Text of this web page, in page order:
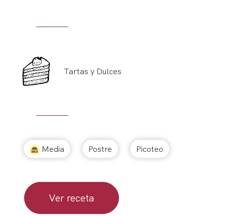
Tartas y Dulces
Media Postre Picoteo
Ver receta